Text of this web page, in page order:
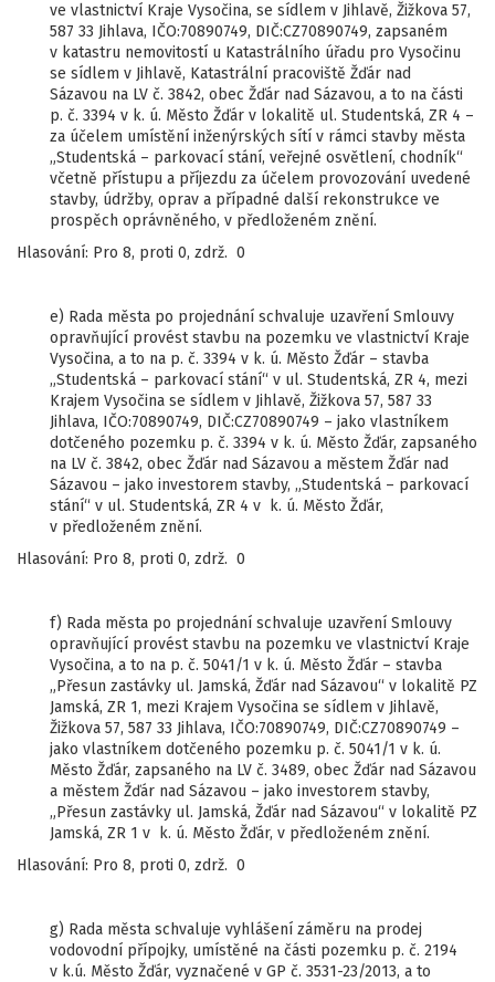
ve vlastnictví Kraje Vysočina, se sídlem v Jihlavě, Žižkova 57,
587 33 Jihlava, IČO:70890749, DIČ:CZ70890749, zapsaném
v katastru nemovitostí u Katastrálního úřadu pro Vysočinu
se sídlem v Jihlavě, Katastrální pracoviště Žďár nad
Sázavou na LV č. 3842, obec Žďár nad Sázavou, a to na části
p. č. 3394 v k. ú. Město Žďár v lokalitě ul. Studentská, ZR 4 –
za účelem umístění inženýrských sítí v rámci stavby města
„Studentská – parkovací stání, veřejné osvětlení, chodník“
včetně přístupu a příjezdu za účelem provozování uvedené
stavby, údržby, oprav a případné další rekonstrukce ve
prospěch oprávněného, v předloženém znění.
Hlasování: Pro 8, proti 0, zdrž. 0
e) Rada města po projednání schvaluje uzavření Smlouvy
opravňující provést stavbu na pozemku ve vlastnictví Kraje
Vysočina, a to na p. č. 3394 v k. ú. Město Žďár – stavba
„Studentská – parkovací stání“ v ul. Studentská, ZR 4, mezi
Krajem Vysočina se sídlem v Jihlavě, Žižkova 57, 587 33
Jihlava, IČO:70890749, DIČ:CZ70890749 – jako vlastníkem
dotčeného pozemku p. č. 3394 v k. ú. Město Žďár, zapsaného
na LV č. 3842, obec Žďár nad Sázavou a městem Žďár nad
Sázavou – jako investorem stavby, „Studentská – parkovací
stání“ v ul. Studentská, ZR 4 v k. ú. Město Žďár,
v předloženém znění.
Hlasování: Pro 8, proti 0, zdrž. 0
f) Rada města po projednání schvaluje uzavření Smlouvy
opravňující provést stavbu na pozemku ve vlastnictví Kraje
Vysočina, a to na p. č. 5041/1 v k. ú. Město Žďár – stavba
„Přesun zastávky ul. Jamská, Žďár nad Sázavou“ v lokalitě PZ
Jamská, ZR 1, mezi Krajem Vysočina se sídlem v Jihlavě,
Žižkova 57, 587 33 Jihlava, IČO:70890749, DIČ:CZ70890749 –
jako vlastníkem dotčeného pozemku p. č. 5041/1 v k. ú.
Město Žďár, zapsaného na LV č. 3489, obec Žďár nad Sázavou
a městem Žďár nad Sázavou – jako investorem stavby,
„Přesun zastávky ul. Jamská, Žďár nad Sázavou“ v lokalitě PZ
Jamská, ZR 1 v k. ú. Město Žďár, v předloženém znění.
Hlasování: Pro 8, proti 0, zdrž. 0
g) Rada města schvaluje vyhlášení záměru na prodej
vodovodní přípojky, umístěné na části pozemku p. č. 2194
v k.ú. Město Žďár, vyznačené v GP č. 3531-23/2013, a to